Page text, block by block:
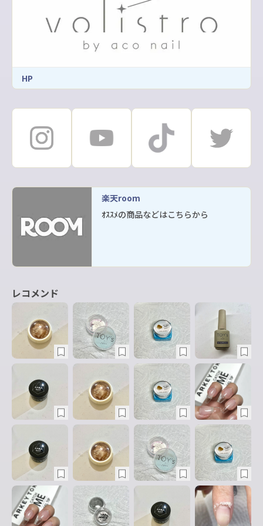
HP
楽天room
ｵｽｽﾒの商品などはこちらから
レコメンド